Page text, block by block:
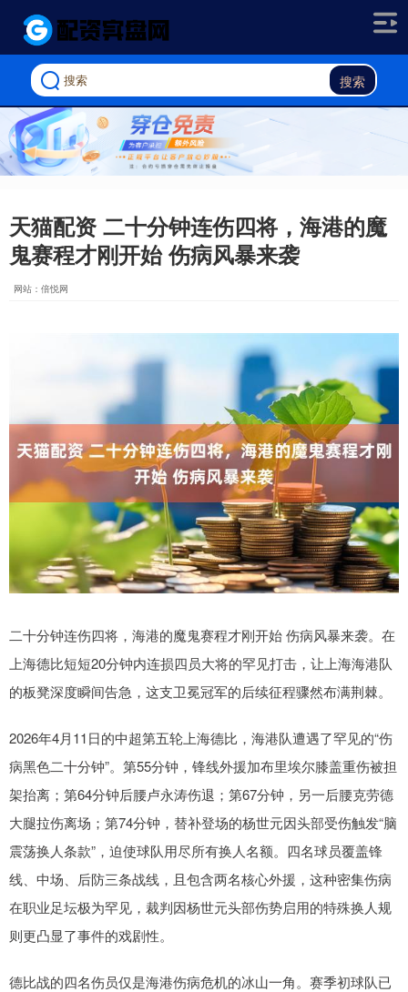
搜索
天猫配资 二十分钟连伤四将，海港的魔
鬼赛程才刚开始 伤病风暴来袭
网站：倍悦网
二十分钟连伤四将，海港的魔鬼赛程才刚开始 伤病风暴来袭。在
上海德比短短20分钟内连损四员大将的罕见打击，让上海海港队
的板凳深度瞬间告急，这支卫冕冠军的后续征程骤然布满荆棘。
2026年4月11日的中超第五轮上海德比，海港队遭遇了罕见的“伤
病黑色二十分钟”。第55分钟，锋线外援加布里埃尔膝盖重伤被担
架抬离；第64分钟后腰卢永涛伤退；第67分钟，另一后腰克劳德
大腿拉伤离场；第74分钟，替补登场的杨世元因头部受伤触发“脑
震荡换人条款”，迫使球队用尽所有换人名额。四名球员覆盖锋
线、中场、后防三条战线，且包含两名核心外援，这种密集伤病
在职业足坛极为罕见，裁判因杨世元头部伤势启用的特殊换人规
则更凸显了事件的戏剧性。
德比战的四名伤员仅是海港伤病危机的冰山一角。赛季初球队已